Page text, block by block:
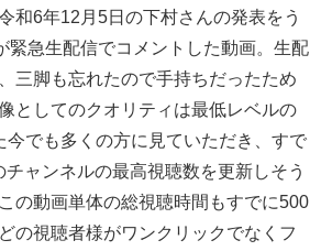
和6年12月5日の下村さんの発表をう
緊急生配信でコメントした動画。生配
三脚も忘れたので手持ちだったため
としてのクオリティは最低レベルの
今でも多くの方に見ていただき、すで
ャンネルの最高視聴数を更新しそう
の動画単体の総視聴時間もすでに500
の視聴者様がワンクリックでなくフ